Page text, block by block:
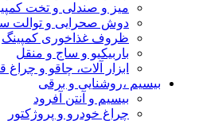
میز و صندلی و تخت
دوش صحرایی و توالت
ظروف غذاخوری کمپینگ
باربیکیو و ساج و منقل
ابزار آلات، چاقو و چراغ
بیسیم ،روشنایی و برقی
بیسیم و آنتن آفرود
چراغ خودرو و پروژکتور